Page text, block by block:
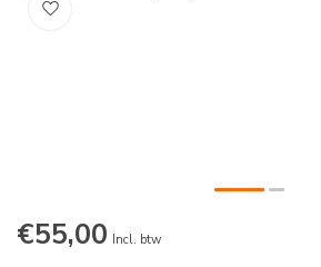
€55,00 Incl. btw